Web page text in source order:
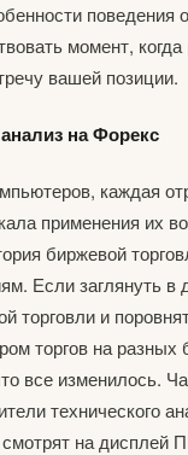
поведения
момент,
вашей позиции.
на Форекс
каждая
применения их
биржевой
Если заглянуть в
торговли и
торгов на разных
все изменилось.
технического
смотрят на дисплей